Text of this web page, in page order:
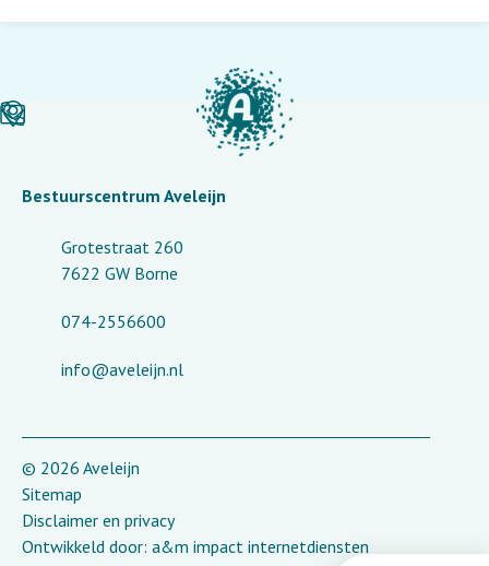
Bestuurscentrum Aveleijn
Grotestraat 260
7622 GW Borne
074-2556600
info@aveleijn.nl
© 2026 Aveleijn
Sitemap
Disclaimer en privacy
Ontwikkeld door: a&m impact internetdiensten